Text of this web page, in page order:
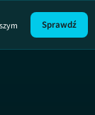
Sprawdź